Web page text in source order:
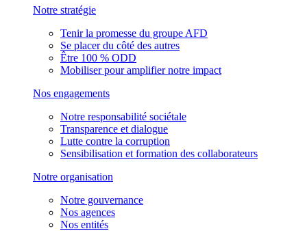
Notre stratégie
Tenir la promesse du groupe AFD
Se placer du côté des autres
Être 100 % ODD
Mobiliser pour amplifier notre impact
Nos engagements
Notre responsabilité sociétale
Transparence et dialogue
Lutte contre la corruption
Sensibilisation et formation des collaborateurs
Notre organisation
Notre gouvernance
Nos agences
Nos entités